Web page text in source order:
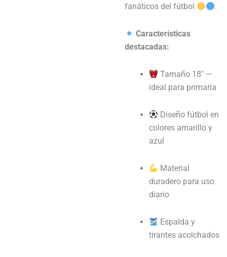
fanáticos del fútbol
.
Características
destacadas:
Tamaño 18″ —
ideal para primaria
Diseño fútbol en
colores amarillo y
azul
Material
duradero para uso
diario
Espalda y
tirantes acolchados